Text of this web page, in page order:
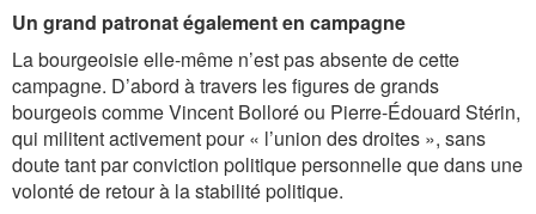
Un grand patronat également en campagne
La bourgeoisie elle-même n’est pas absente de cette
campagne. D’abord à travers les figures de grands
bourgeois comme Vincent Bolloré ou Pierre-Édouard Stérin,
qui militent activement pour « l’union des droites », sans
doute tant par conviction politique personnelle que dans une
volonté de retour à la stabilité politique.